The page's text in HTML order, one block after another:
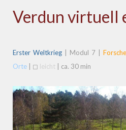
Verdun virtuell
Erster Weltkrieg | Modul 7 |
Orte | ◻ leicht | ca. 30 min